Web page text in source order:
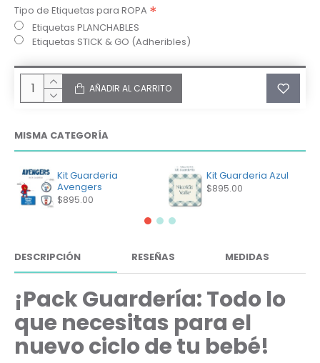
Tipo de Etiquetas para ROPA
Etiquetas PLANCHABLES
Etiquetas STICK & GO (Adheribles)
AÑADIR AL CARRITO
MISMA CATEGORÍA
Kit Guarderia
Avengers
$895.00
Kit Guarderia Azul
$895.00
DESCRIPCIÓN RESEÑAS MEDIDAS
¡Pack Guardería: Todo lo
que necesitas para el
nuevo ciclo de tu bebé!